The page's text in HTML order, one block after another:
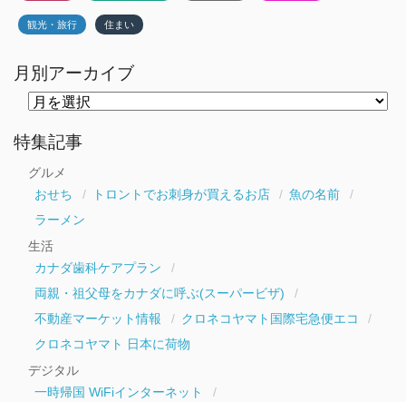
観光・旅行 住まい
月別アーカイブ
ー
カ
特集記事
グルメ
おせち
トロントでお刺身が買えるお店
魚の名前
ラーメン
生活
カナダ歯科ケアプラン
両親・祖父母をカナダに呼ぶ(スーパービザ)
不動産マーケット情報
クロネコヤマト国際宅急便エコ
クロネコヤマト 日本に荷物
デジタル
一時帰国 WiFiインターネット